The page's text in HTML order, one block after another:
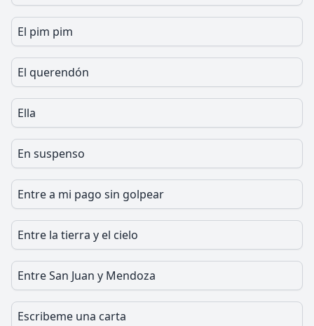
El pim pim
El querendón
Ella
En suspenso
Entre a mi pago sin golpear
Entre la tierra y el cielo
Entre San Juan y Mendoza
Escribeme una carta